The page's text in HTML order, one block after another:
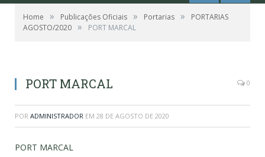
Home » Publicações Oficiais » Portarias »
PORTARIAS
AGOSTO/2020 » PORT MARCAL
PORT MARCAL 0
POR ADMINISTRADOR EM 28 DE AGOSTO DE 2020
PORT MARCAL